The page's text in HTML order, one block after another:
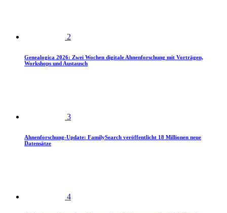
2
Genealogica 2026: Zwei Wochen digitale Ahnenforschung mit Vorträgen,
Workshops und Austausch
3
Ahnenforschung-Update: FamilySearch veröffentlicht 18 Millionen neue
Datensätze
4